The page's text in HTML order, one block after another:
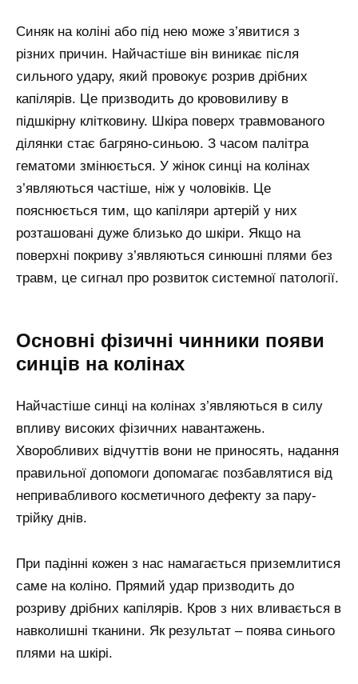
Синяк на коліні або під нею може з’явитися з
різних причин. Найчастіше він виникає після
сильного удару, який провокує розрив дрібних
капілярів. Це призводить до крововиливу в
підшкірну клітковину. Шкіра поверх травмованого
ділянки стає багряно-синьою. З часом палітра
гематоми змінюється. У жінок синці на колінах
з’являються частіше, ніж у чоловіків. Це
пояснюється тим, що капіляри артерій у них
розташовані дуже близько до шкіри. Якщо на
поверхні покриву з’являються синюшні плями без
травм, це сигнал про розвиток системної патології.
Основні фізичні чинники появи
синців на колінах
Найчастіше синці на колінах з’являються в силу
впливу високих фізичних навантажень.
Хворобливих відчуттів вони не приносять, надання
правильної допомоги допомагає позбавлятися від
непривабливого косметичного дефекту за пару-
трійку днів.
При падінні кожен з нас намагається приземлитися
саме на коліно. Прямий удар призводить до
розриву дрібних капілярів. Кров з них вливається в
навколишні тканини. Як результат – поява синього
плями на шкірі.